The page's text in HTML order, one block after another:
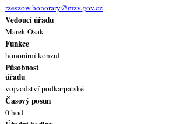
rzeszow.honorary@mzv.gov.cz
Vedoucí úřadu
Marek Osak
Funkce
honorární konzul
Působnost
úřadu
vojvodství podkarpatské
Časový posun
0 hod